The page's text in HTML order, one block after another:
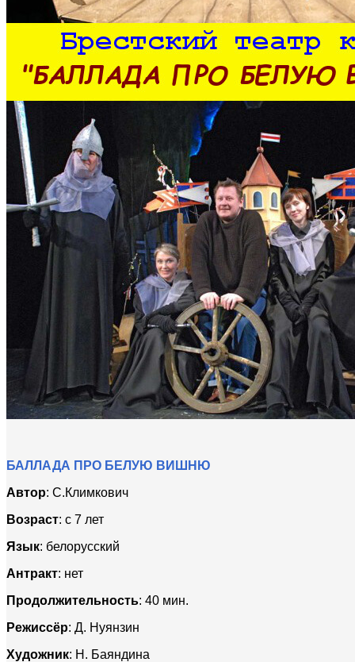
БАЛЛАДА ПРО БЕЛУЮ ВИШНЮ
Автор: С.Климкович
Возраст: с 7 лет
Язык: белорусский
Антракт: нет
Продолжительность: 40 мин.
Режиссёр: Д. Нуянзин
Художник: Н. Баяндина